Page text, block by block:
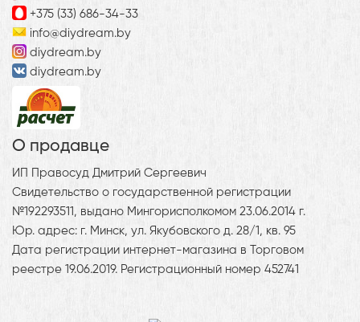
+375 (33) 686-34-33
info@diydream.by
diydream.by
diydream.by
О продавце
ИП Правосуд Дмитрий Сергеевич
Свидетельство о государственной регистрации
№192293511, выдано Мингорисполкомом 23.06.2014 г.
Юр. адрес: г. Минск, ул. Якубовского д. 28/1, кв. 95
Дата регистрации интернет-магазина в Торговом
реестре 19.06.2019. Регистрационный номер 452741